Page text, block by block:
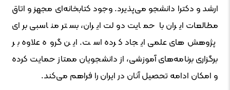
ارشد و دکترا دانشجو می‌پذیرد. وجود کتابخانه‌ای مجهز و اتاق
مطالعات ایران با حمایت دولت ایران، بستر مناسبی برای
پژوهش‌های علمی ایجاد کرده است. این گروه علاوه بر
برگزاری برنامه‌های آموزشی، از دانشجویان ممتاز حمایت کرده
و امکان ادامه تحصیل آنان در ایران را فراهم می‌کند.